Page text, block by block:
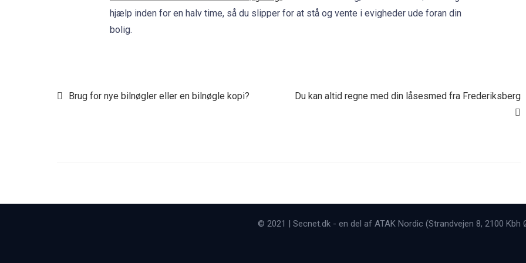
hjælp inden for en halv time, så du slipper for at stå og vente i evigheder ude foran din
bolig.
Indlægsnavigation
Brug for nye bilnøgler eller en bilnøgle kopi? Du kan altid regne med din låsesmed fra Frederiksberg
© 2021 | Secnet.dk - en del af ATAK Nordic (Strandvejen 8, 2100 Kbh